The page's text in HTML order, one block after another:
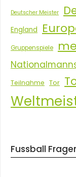
Deutscher Meister
England
Gruppenspiele
Teilnahme Tor
Fussball